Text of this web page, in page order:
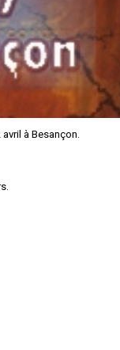
à Besançon.